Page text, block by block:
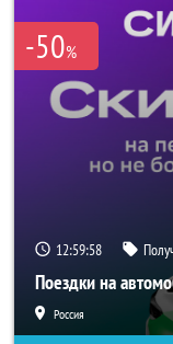
-50%
12:59:57
Поездки на
Россия